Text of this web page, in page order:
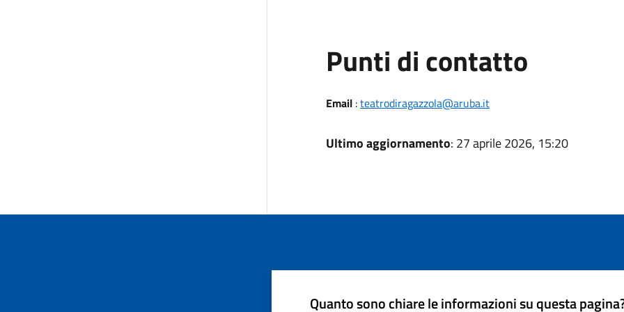
Punti di contatto
Email:teatrodiragazzola@aruba.it
Ultimo aggiornamento: 27 aprile 2026, 15:20
Quanto sono chiare le informazioni su questa